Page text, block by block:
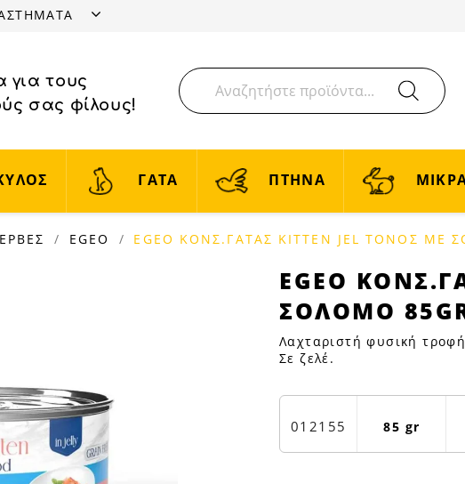
για τους
σας φίλους!
ΓΑΤΑ ΠΤΗΝΑ
EGEO EGEO ΚΟΝΣ.ΓΑΤΑΣ KITTEN JEL ΤΟΝΟΣ ΜΕ
EGEO
ΚΟΝΣ.ΓΑΤΑΣ
KITTEN
JEL
ΤΟΝΟΣ
ΣΟΛΟΜΟ
85GR
|
EGEO
ΣΟΛΟΜΟ
Λαχταριστή φυσική
Σε ζελέ.
012155 85 gr